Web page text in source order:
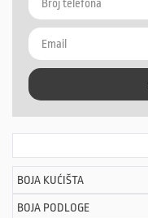
BOJA KUĆIŠTA
BOJA PODLOGE